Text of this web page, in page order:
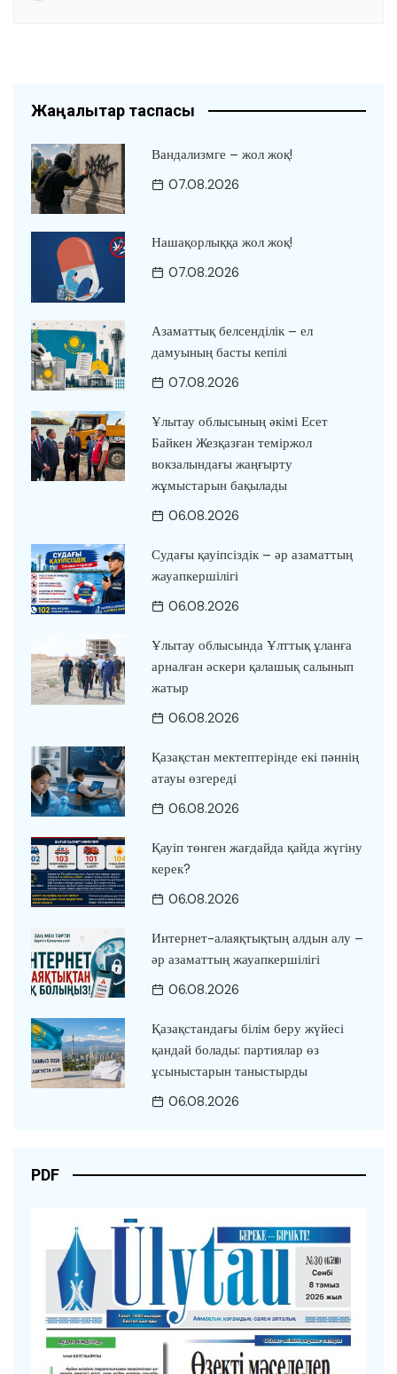
Жаңалықтар таспасы
Вандализмге – жол жоқ!
07.08.2026
Нашақорлыққа жол жоқ!
07.08.2026
Азаматтық белсенділік – ел
дамуының басты кепілі
07.08.2026
Ұлытау облысының әкімі Есет
Байкен Жезқазған теміржол
вокзалындағы жаңғырту
жұмыстарын бақылады
06.08.2026
Судағы қауіпсіздік – әр азаматтың
жауапкершілігі
06.08.2026
Ұлытау облысында Ұлттық ұланға
арналған әскери қалашық салынып
жатыр
06.08.2026
Қазақстан мектептерінде екі пәннің
атауы өзгереді
06.08.2026
Қауіп төнген жағдайда қайда жүгіну
керек?
06.08.2026
Интернет-алаяқтықтың алдын алу –
әр азаматтың жауапкершілігі
06.08.2026
Қазақстандағы білім беру жүйесі
қандай болады: партиялар өз
ұсыныстарын таныстырды
06.08.2026
PDF